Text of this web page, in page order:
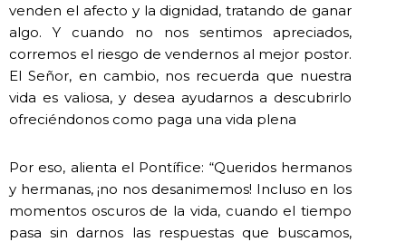
venden el afecto y la dignidad, tratando de ganar
algo. Y cuando no nos sentimos apreciados,
corremos el riesgo de vendernos al mejor postor.
El Señor, en cambio, nos recuerda que nuestra
vida es valiosa, y desea ayudarnos a descubrirlo
ofreciéndonos como paga una vida plena
Por eso, alienta el Pontífice: “Queridos hermanos
y hermanas, ¡no nos desanimemos! Incluso en los
momentos oscuros de la vida, cuando el tiempo
pasa sin darnos las respuestas que buscamos,